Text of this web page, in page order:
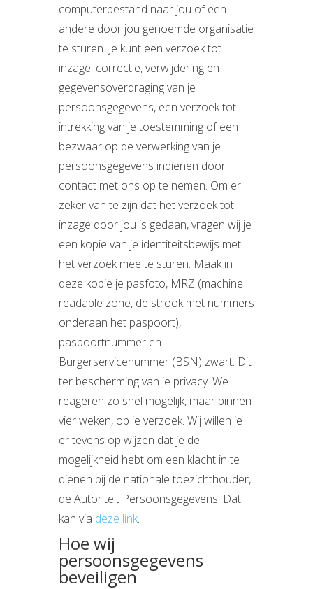
computerbestand naar jou of een
andere door jou genoemde organisatie
te sturen. Je kunt een verzoek tot
inzage, correctie, verwijdering en
gegevensoverdraging van je
persoonsgegevens, een verzoek tot
intrekking van je toestemming of een
bezwaar op de verwerking van je
persoonsgegevens indienen door
contact met ons op te nemen. Om er
zeker van te zijn dat het verzoek tot
inzage door jou is gedaan, vragen wij je
een kopie van je identiteitsbewijs met
het verzoek mee te sturen. Maak in
deze kopie je pasfoto, MRZ (machine
readable zone, de strook met nummers
onderaan het paspoort),
paspoortnummer en
Burgerservicenummer (BSN) zwart. Dit
ter bescherming van je privacy. We
reageren zo snel mogelijk, maar binnen
vier weken, op je verzoek. Wij willen je
er tevens op wijzen dat je de
mogelijkheid hebt om een klacht in te
dienen bij de nationale toezichthouder,
de Autoriteit Persoonsgegevens. Dat
kan via deze link.
Hoe wij
persoonsgegevens
beveiligen